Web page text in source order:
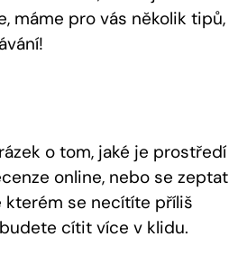
máme pro vás několik tipů,
o tom, jaké je prostředí
online, nebo se zeptat
kterém se necítíte příliš
cítit více v klidu.